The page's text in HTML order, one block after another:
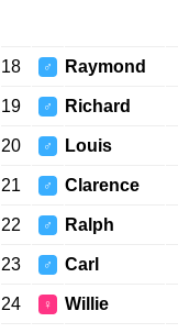
18 ♂ Raymond
19 ♂ Richard
20 ♂ Louis
21 ♂ Clarence
22 ♂ Ralph
23 ♂ Carl
24 ♀ Willie